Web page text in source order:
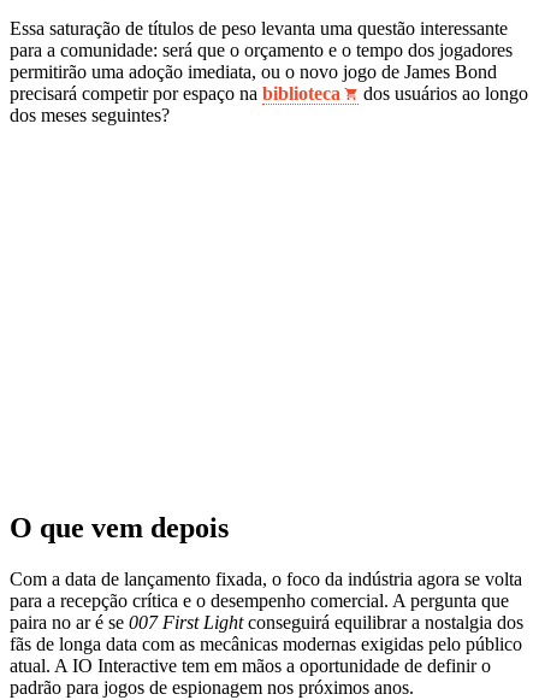
Essa saturação de títulos de peso levanta uma questão interessante
para a comunidade: será que o orçamento e o tempo dos jogadores
permitirão uma adoção imediata, ou o novo jogo de James Bond
precisará competir por espaço na biblioteca
dos usuários ao longo
dos meses seguintes?
O que vem depois
Com a data de lançamento fixada, o foco da indústria agora se volta
para a recepção crítica e o desempenho comercial. A pergunta que
paira no ar é se 007 First Lightconseguirá equilibrar a nostalgia dos
fãs de longa data com as mecânicas modernas exigidas pelo público
atual. A IO Interactive tem em mãos a oportunidade de definir o
padrão para jogos de espionagem nos próximos anos.